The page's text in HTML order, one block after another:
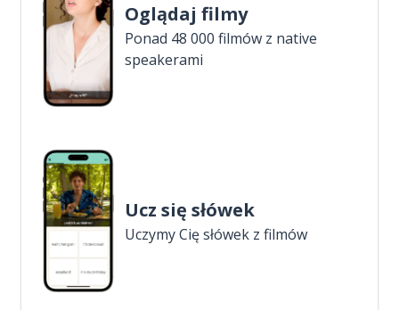
Oglądaj filmy
Ponad 48 000 filmów z native
speakerami
Ucz się słówek
Uczymy Cię słówek z filmów